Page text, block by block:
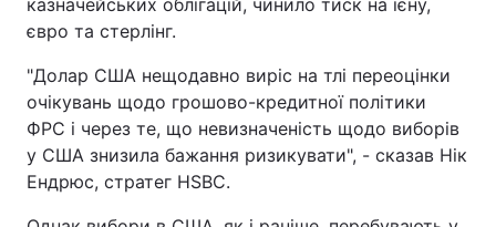
казначейських облігацій, чинило тиск на ієну,
євро та стерлінг.
"Долар США нещодавно виріс на тлі переоцінки
очікувань щодо грошово-кредитної політики
ФРС і через те, що невизначеність щодо виборів
у США знизила бажання ризикувати", - сказав Нік
Ендрюс, стратег HSBC.